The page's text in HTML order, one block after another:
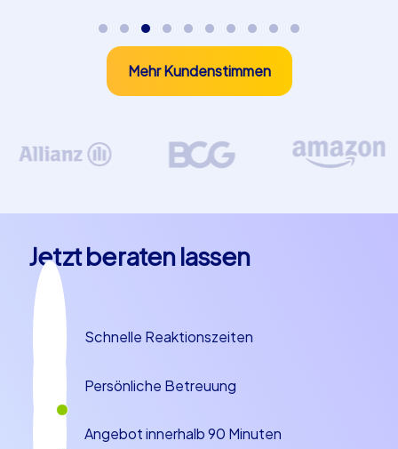
Mehr Kundenstimmen
Jetzt beraten lassen
Schnelle Reaktionszeiten
Persönliche Betreuung
Angebot innerhalb 90 Minuten